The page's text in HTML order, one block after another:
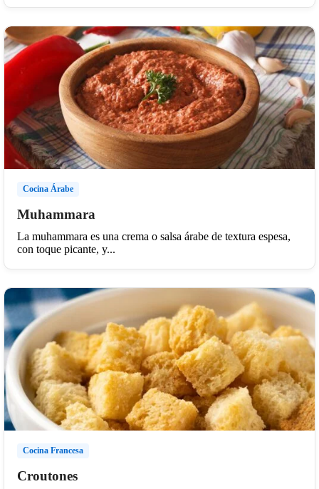
Cocina Árabe
Muhammara
La muhammara es una crema o salsa árabe de textura espesa,
con toque picante, y...
Cocina Francesa
Croutones